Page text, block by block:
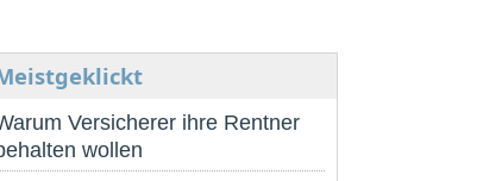
Versicherer ihre Rentner
wollen